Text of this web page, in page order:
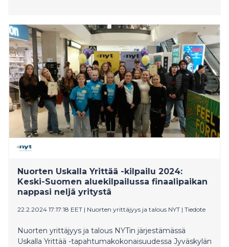
Nuorten Uskalla Yrittää -kilpailu 2024:
Keski-Suomen aluekilpailussa finaalipaikan
nappasi neljä yritystä
22.2.2024 17:17:18 EET | Nuorten yrittäjyys ja talous NYT | Tiedote
Nuorten yrittäjyys ja talous NYTin järjestämässä
Uskalla Yrittää -tapahtumakokonaisuudessa Jyväskylän